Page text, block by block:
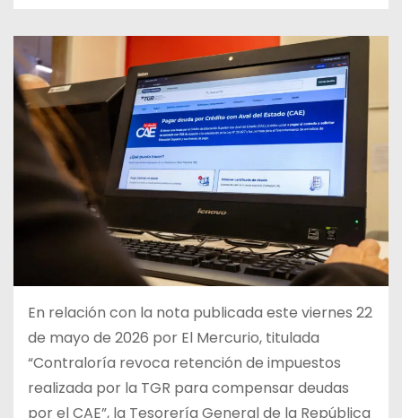
En relación con la nota publicada este viernes 22
de mayo de 2026 por El Mercurio, titulada
“Contraloría revoca retención de impuestos
realizada por la TGR para compensar deudas
por el CAE”, la Tesorería General de la República